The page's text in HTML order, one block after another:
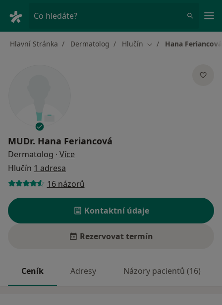
Co hledáte?
Hlavní Stránka Dermatolog Hlučín Změna města
Hana Feriancová
MUDr. Hana Feriancová
Dermatolog · Více
Hlučín 1 adresa
16 názorů
Kontaktní údaje
Rezervovat termín
Ceník Adresy Názory pacientů (16)